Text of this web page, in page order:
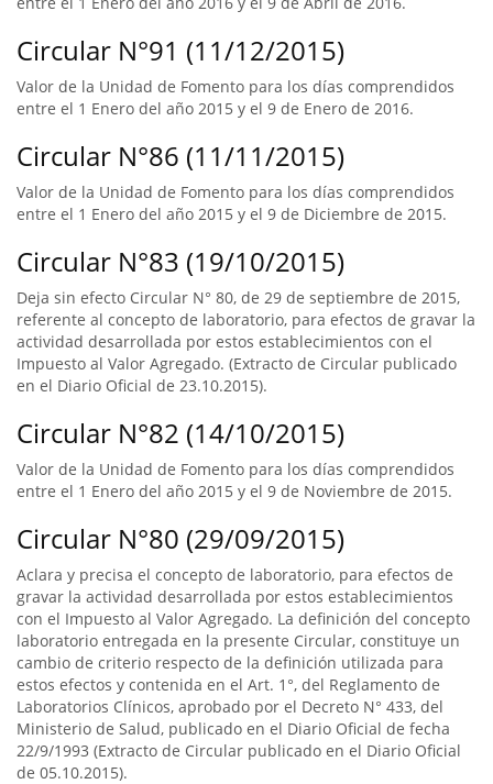
Circular N°91 (11/12/2015)
Valor de la Unidad de Fomento para los días comprendidos
entre el 1 Enero del año 2015 y el 9 de Enero de 2016.
Circular N°86 (11/11/2015)
Valor de la Unidad de Fomento para los días comprendidos
entre el 1 Enero del año 2015 y el 9 de Diciembre de 2015.
Circular N°83 (19/10/2015)
Deja sin efecto Circular N° 80, de 29 de septiembre de 2015,
referente al concepto de laboratorio, para efectos de gravar la
actividad desarrollada por estos establecimientos con el
Impuesto al Valor Agregado. (Extracto de Circular publicado
en el Diario Oficial de 23.10.2015).
Circular N°82 (14/10/2015)
Valor de la Unidad de Fomento para los días comprendidos
entre el 1 Enero del año 2015 y el 9 de Noviembre de 2015.
Circular N°80 (29/09/2015)
Aclara y precisa el concepto de laboratorio, para efectos de
gravar la actividad desarrollada por estos establecimientos
con el Impuesto al Valor Agregado. La definición del concepto
laboratorio entregada en la presente Circular, constituye un
cambio de criterio respecto de la definición utilizada para
estos efectos y contenida en el Art. 1°, del Reglamento de
Laboratorios Clínicos, aprobado por el Decreto N° 433, del
Ministerio de Salud, publicado en el Diario Oficial de fecha
22/9/1993 (Extracto de Circular publicado en el Diario Oficial
de 05.10.2015).